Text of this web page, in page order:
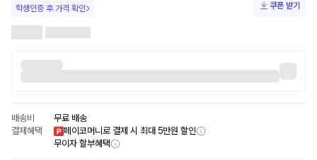
학생인증 후 가격 확인 쿠폰 받기
배송비
무료 배송
결제혜택
페이코머니로 결제 시 최대 5만원 할인
무이자 할부혜택